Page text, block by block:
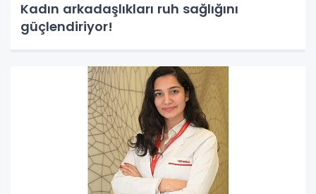
Kadın arkadaşlıkları ruh sağlığını
güçlendiriyor!